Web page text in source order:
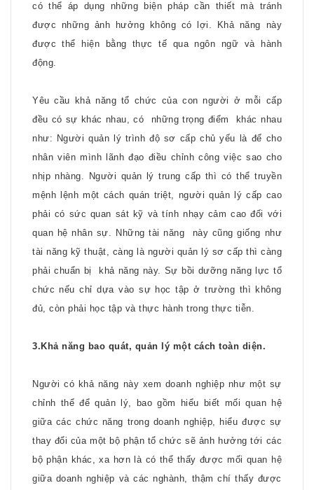
có thể áp dụng những biện pháp cần thiết mà tránh
được những ảnh hưởng không có lợi. Khả năng này
được thể hiện bằng thực tế qua ngôn ngữ và hành
động.
Yêu cầu khả năng tổ chức của con người ở mỗi cấp
đều có sự khác nhau, có
những trọng điểm
khác nhau
như: Người quản lý trình độ sơ cấp chủ yếu là để cho
nhân viên mình lãnh đạo điều chỉnh công việc sao cho
nhịp nhàng. Người quản lý trung cấp thì có thể truyền
mệnh lệnh một cách quán triệt, người quản lý cấp cao
phải có sức quan sát kỹ và tính nhạy cảm cao đối với
quan hệ nhân sự. Những tài năng
này cũng giống như
tài năng kỹ thuật, càng là người quản lý sơ cấp thì càng
phải chuẩn bị
khả năng này. Sự bồi dưỡng năng lực tổ
chức nếu chỉ dựa vào sự học tập ở trường thì không
đủ, còn phải học tập và thực hành trong thực tiễn.
3.Khả năng bao quát, quản lý một cách toàn diện.
Người có khả năng này xem doanh nghiệp như một sự
chỉnh thể để quản lý, bao gồm hiểu biết mối quan hệ
giữa các chức năng trong doanh nghiệp, hiểu được sự
thay đổi của một bộ phận tổ chức sẽ ảnh hưởng tới các
bộ phận khác, xa hơn là có thể thấy được mối quan hệ
giữa doanh nghiệp và các nghành, thậm chí thấy được